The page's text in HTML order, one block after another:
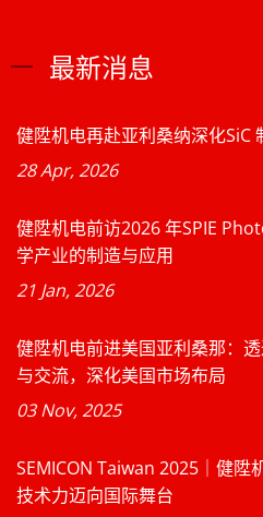
最新消息
健陞机电再赴亚利桑纳深化SiC
28 Apr, 2026
健陞机电前访2026 年SPIE
学产业的制造与应用
21 Jan, 2026
健陞机电前进美国亚利桑那：
与交流，深化美国市场布局
03 Nov, 2025
SEMICON Taiwan 2025｜健陞
技术力迈向国际舞台